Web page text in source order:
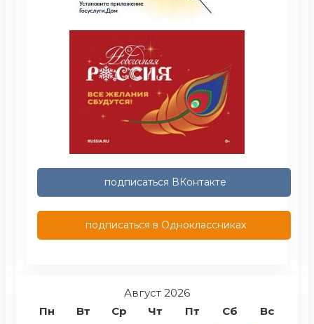
подписаться ВКонтакте
подписаться в Одноклассниках
Август 2026
Пн
Вт Ср Чт Пт Сб Вс